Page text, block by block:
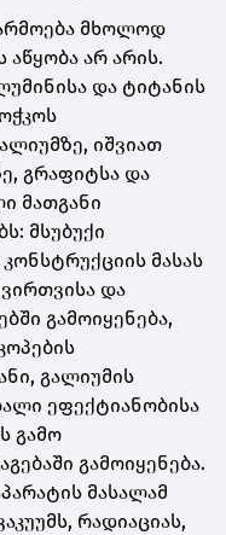
მხოლოდ
აწყობა არ არის.
და ტიტანის
იშვიათ
გრაფიტსა და
მათგანი
მსუბუქი
მასას
და
გამოიყენება,
გალიუმის
ეფექტიანობისა
გამო
გამოიყენება.
მასალამ
რადიაციას,